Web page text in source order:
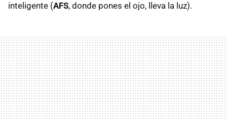
inteligente (AFS, donde pones el ojo, lleva la luz).